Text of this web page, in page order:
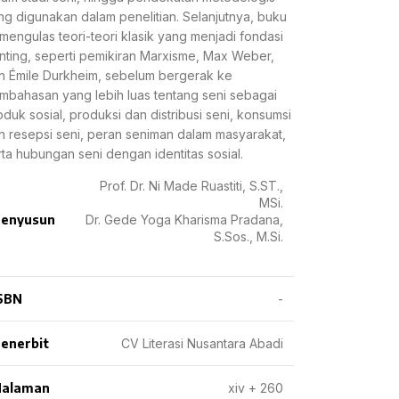
digunakan dalam penelitian. Selanjutnya, buku
teori-teori klasik yang menjadi fondasi
seperti pemikiran Marxisme, Max Weber,
Émile Durkheim, sebelum bergerak ke
yang lebih luas tentang seni sebagai
sosial, produksi dan distribusi seni, konsumsi
resepsi seni, peran seniman dalam masyarakat,
hubungan seni dengan identitas sosial.
Prof. Dr. Ni Made Ruastiti, S.ST.,
MSi.
Dr. Gede Yoga Kharisma Pradana,
S.Sos., M.Si.
-
CV Literasi Nusantara Abadi
xiv + 260